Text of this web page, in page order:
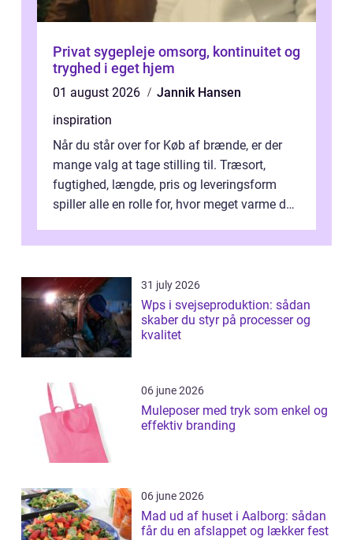
Privat sygepleje omsorg, kontinuitet og
tryghed i eget hjem
01 august 2026
Jannik Hansen
inspiration
Når du står over for Køb af brænde, er der
mange valg at tage stilling til. Træsort,
fugtighed, længde, pris og leveringsform
spiller alle en rolle for, hvor meget varme du
31 july 2026
Wps i svejseproduktion: sådan
skaber du styr på processer og
kvalitet
06 june 2026
Muleposer med tryk som enkel og
effektiv branding
06 june 2026
Mad ud af huset i Aalborg: sådan
får du en afslappet og lækker fest